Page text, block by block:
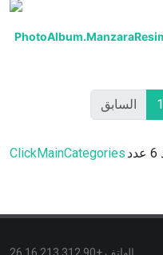
السابق 1
ClickMainCategories
الهاتف +90 312 213 16 26